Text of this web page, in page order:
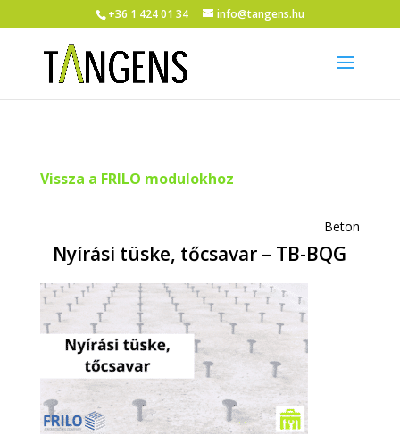
+36 1 424 01 34 info@tangens.hu
Vissza a FRILO modulokhoz
Beton
Nyírási tüske, tőcsavar – TB-BQG